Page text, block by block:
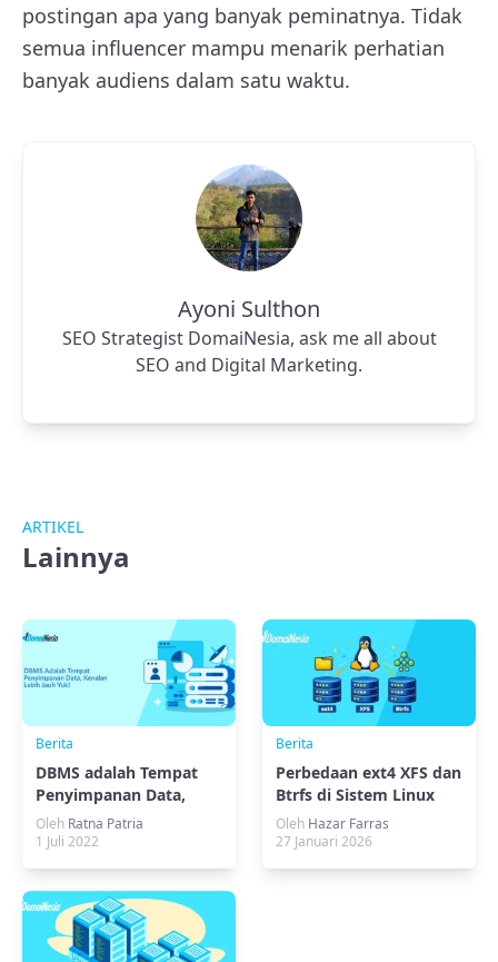
postingan apa yang banyak peminatnya. Tidak
semua influencer mampu menarik perhatian
banyak audiens dalam satu waktu.
Ayoni Sulthon
SEO Strategist DomaiNesia, ask me all about
SEO and Digital Marketing.
ARTIKEL
Lainnya
Berita
DBMS adalah Tempat
Penyimpanan Data,
Kenalan Lebih Jauh Yuk!
Oleh Ratna Patria
1 Juli 2022
Berita
Perbedaan ext4 XFS dan
Btrfs di Sistem Linux
Oleh Hazar Farras
27 Januari 2026